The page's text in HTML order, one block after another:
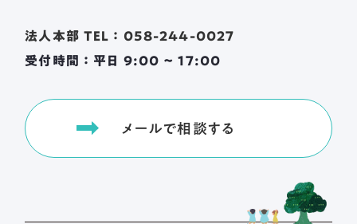
法人本部 TEL ： 058-244-0027
受付時間 ： 平日 9:00 ~ 17:00
メールで相談する